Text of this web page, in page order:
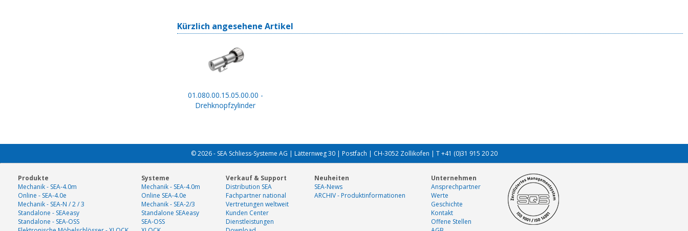
Kürzlich angesehene Artikel
01.080.00.15.05.00.00 -
Drehknopfzylinder
© 2026 - SEA Schliess-Systeme AG | Lätternweg 30 | Postfach | CH-3052 Zollikofen | T +41 (0)31 915 20 20
Produkte
Mechanik - SEA-4.0m
Online - SEA-4.0e
Mechanik - SEA-N / 2 / 3
Standalone - SEAeasy
Standalone - SEA-OSS
Systeme
Mechanik - SEA-4.0m
Online SEA-4.0e
Mechanik - SEA-2/3
Standalone SEAeasy
SEA-OSS
Verkauf & Support
Distribution SEA
Fachpartner national
Vertretungen weltweit
Kunden Center
Dienstleistungen
Neuheiten
SEA-News
ARCHIV - Produktinformationen
Unternehmen
Ansprechpartner
Werte
Geschichte
Kontakt
Offene Stellen